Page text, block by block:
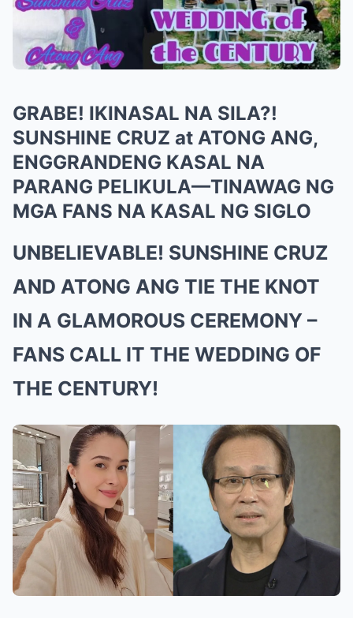
GRABE! IKINASAL NA SILA?!
SUNSHINE CRUZ at ATONG ANG,
ENGGRANDENG KASAL NA
PARANG PELIKULA—TINAWAG NG
MGA FANS NA KASAL NG SIGLO
UNBELIEVABLE! SUNSHINE CRUZ
AND ATONG ANG TIE THE KNOT
IN A GLAMOROUS CEREMONY –
FANS CALL IT THE WEDDING OF
THE CENTURY!